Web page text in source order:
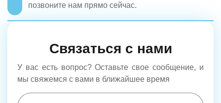
позвоните нам прямо сейчас.
Связаться с нами
У вас есть вопрос? Оставьте свое сообщение, и
мы свяжемся с вами в ближайшее время